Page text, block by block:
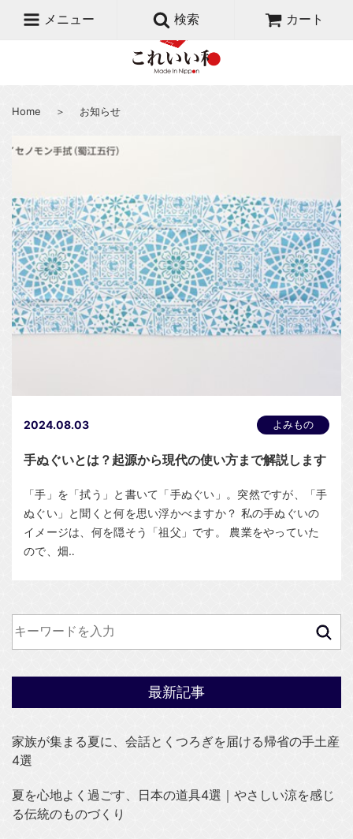
メニュー 検索 カート
Home ＞ お知らせ
2024.08.03 よみもの
手ぬぐいとは？起源から現代の使い方まで解説します
「手」を「拭う」と書いて「手ぬぐい」。突然ですが、「手
ぬぐい」と聞くと何を思い浮かべますか？ 私の手ぬぐいの
イメージは、何を隠そう「祖父」です。 農業をやっていた
ので、畑‥
最新記事
家族が集まる夏に、会話とくつろぎを届ける帰省の手土産
4選
夏を心地よく過ごす、日本の道具4選｜やさしい涼を感じ
る伝統のものづくり